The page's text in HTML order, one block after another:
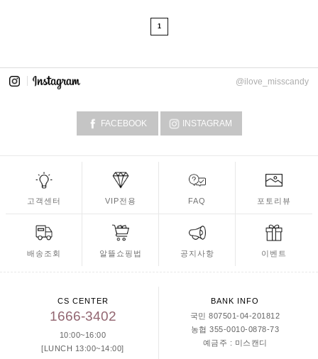
1
@ilove_misscandy
FACEBOOK INSTAGRAM
고객센터 VIP전용 FAQ 포토리뷰
배송조회 알뜰쇼핑법 공지사항 이벤트
CS CENTER
1666-3402
10:00~16:00
[LUNCH 13:00~14:00]
BANK INFO
국민 807501-04-201812
농협 355-0010-0878-73
예금주 : 미스캔디